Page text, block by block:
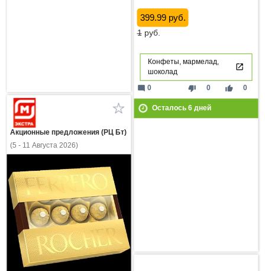
399.99 руб.
1руб.
Конфеты, мармелад,
шоколад
thumb_down 0 thumb_up 0
mode_comment 0
Осталось 6дней
Акционные предложения (РЦ Бт)
(5 - 11 Августа 2026)